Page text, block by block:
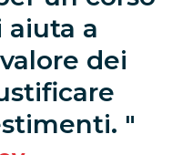
aiuta a
dei